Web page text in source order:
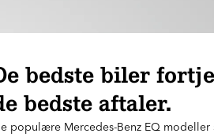
bedste biler
bedste aftaler.
populære Mercedes-Benz EQ modeller